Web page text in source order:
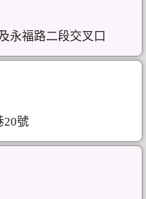
永福路二段交叉口
20號